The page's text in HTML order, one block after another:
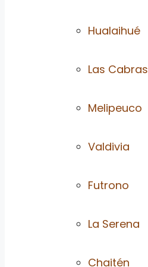
Hualaihué
Las Cabras
Melipeuco
Valdivia
Futrono
La Serena
Chaitén